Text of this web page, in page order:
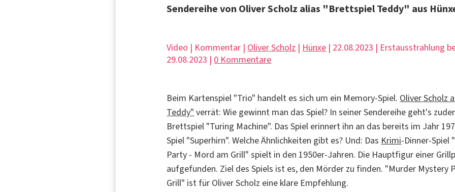
Sendereihe von Oliver Scholz alias "Brettspiel Teddy" aus
Video | Kommentar | Oliver Scholz | Hünxe | 22.08.2023 | Erstausstrahlung
29.08.2023 | 0 Kommentare
Beim Kartenspiel "Trio" handelt es sich um ein Memory-Spiel. Oliver Scholz
Teddy" verrät: Wie gewinnt man das Spiel? In seiner Sendereihe geht's
Brettspiel "Turing Machine". Das Spiel erinnert ihn an das bereits im Jahr
Spiel "Superhirn". Welche Ähnlichkeiten gibt es? Und: Das Krimi-Dinner-Spiel
Party - Mord am Grill" spielt in den 1950er-Jahren. Die Hauptfigur einer
aufgefunden. Ziel des Spiels ist es, den Mörder zu finden. "Murder Mystery
Grill" ist für Oliver Scholz eine klare Empfehlung.